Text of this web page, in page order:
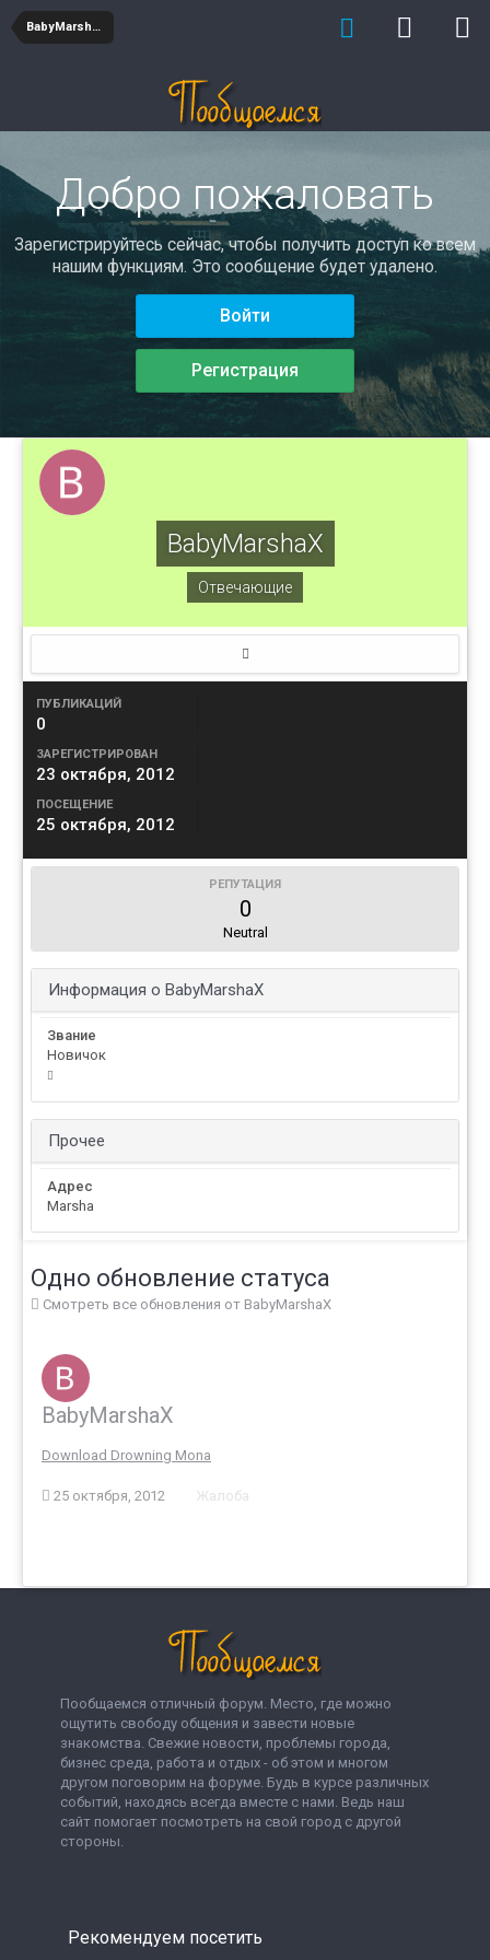
BabyMarshaX
Добро пожаловать
Зарегистрируйтесь сейчас, чтобы получить доступ ко всем
нашим функциям. Это сообщение будет удалено.
Войти
Регистрация
BabyMarshaX
Отвечающие
ПУБЛИКАЦИЙ
0
ЗАРЕГИСТРИРОВАН
23 октября, 2012
ПОСЕЩЕНИЕ
25 октября, 2012
РЕПУТАЦИЯ
0
Neutral
Информация о BabyMarshaX
Звание
Новичок
Прочее
Адрес
Marsha
Одно обновление статуса
Смотреть все обновления от BabyMarshaX
BabyMarshaX
Download Drowning Mona
25 октября, 2012 Жалоба
Пообщаемся отличный форум. Место, где можно
ощутить свободу общения и завести новые
знакомства. Свежие новости, проблемы города,
бизнес среда, работа и отдых - об этом и многом
другом поговорим на форуме. Будь в курсе различных
событий, находясь всегда вместе с нами. Ведь наш
сайт помогает посмотреть на свой город с другой
стороны.
Рекомендуем посетить